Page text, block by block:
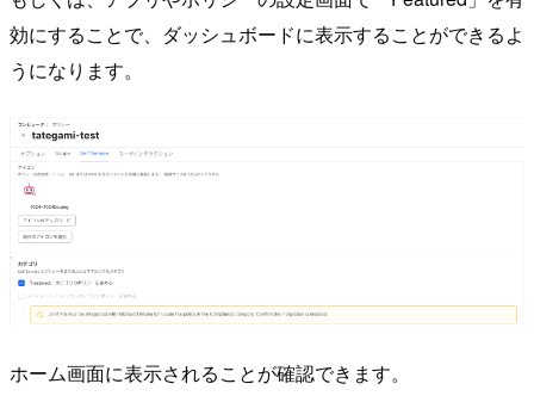
効にすることで、ダッシュボードに表示することができるよ
うになります。
ホーム画面に表示されることが確認できます。